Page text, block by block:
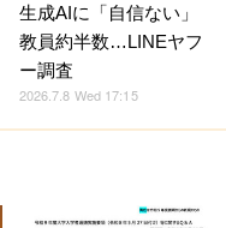
生成AIに「自信ない」
教員約半数…LINEヤフ
ー調査
2026.7.8 Wed 17:15